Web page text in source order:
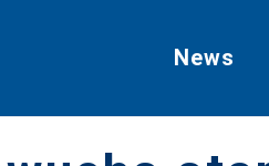
News